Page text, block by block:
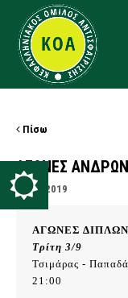
Πίσω
ΑΓΩΝΕΣ
02/09/2019
ΑΓΩΝΕΣ
Τρίτη 3/9
Τσιμάρας -
21:00